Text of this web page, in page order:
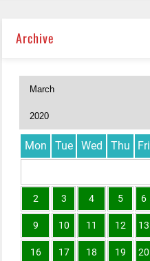
Archive
Mon Tue Wed Thu Fri
2 3 4 5 6
9 10 11 12 13
16 17 18 19 20